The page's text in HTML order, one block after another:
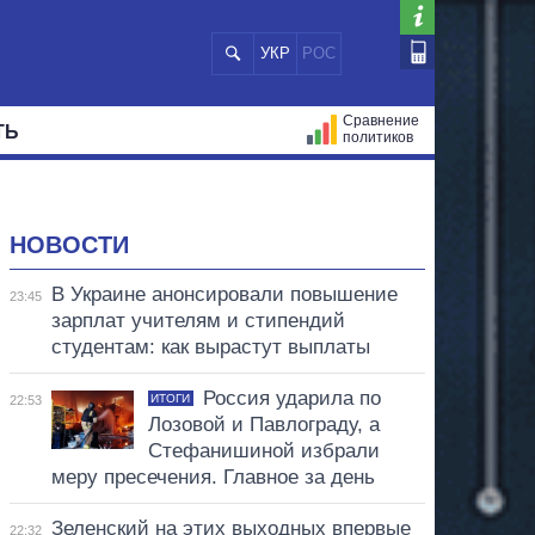
УКР РОС
Сравнение
политиков
НОВОСТИ
23:45
В Украине анонсировали повышение
зарплат учителям и стипендий
студентам: как вырастут выплаты
22:53 ИТОГИ
Россия ударила по
Лозовой и Павлограду, а
Стефанишиной избрали
меру пресечения. Главное за день
22:32
Зеленский на этих выходных впервые